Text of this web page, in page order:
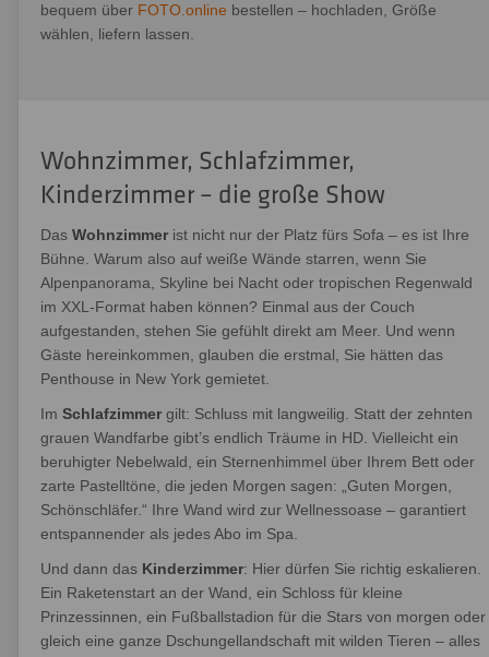
bequem über FOTO.online bestellen – hochladen, Größe
wählen, liefern lassen.
Wohnzimmer, Schlafzimmer,
Kinderzimmer – die große Show
Das Wohnzimmer ist nicht nur der Platz fürs Sofa – es ist Ihre
Bühne. Warum also auf weiße Wände starren, wenn Sie
Alpenpanorama, Skyline bei Nacht oder tropischen Regenwald
im XXL-Format haben können? Einmal aus der Couch
aufgestanden, stehen Sie gefühlt direkt am Meer. Und wenn
Gäste hereinkommen, glauben die erstmal, Sie hätten das
Penthouse in New York gemietet.
Im Schlafzimmer gilt: Schluss mit langweilig. Statt der zehnten
grauen Wandfarbe gibt’s endlich Träume in HD. Vielleicht ein
beruhigter Nebelwald, ein Sternenhimmel über Ihrem Bett oder
zarte Pastelltöne, die jeden Morgen sagen: „Guten Morgen,
Schönschläfer.“ Ihre Wand wird zur Wellnessoase – garantiert
entspannender als jedes Abo im Spa.
Und dann das Kinderzimmer: Hier dürfen Sie richtig eskalieren.
Ein Raketenstart an der Wand, ein Schloss für kleine
Prinzessinnen, ein Fußballstadion für die Stars von morgen oder
gleich eine ganze Dschungellandschaft mit wilden Tieren – alles